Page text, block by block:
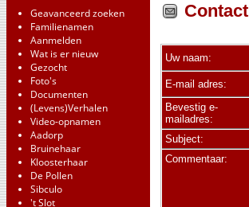
Geavanceerd zoeken
Familienamen
Aanmelden
Wat is er nieuw
Gezocht
Foto's
Documenten
(Levens)Verhalen
Video-opnamen
Aadorp
Bruinehaar
Kloosterhaar
De Pollen
Sibculo
't Slot
Contact
Uw naam:
E-mail adres:
Bevestig e-
mailadres:
Subject:
Commentaar: